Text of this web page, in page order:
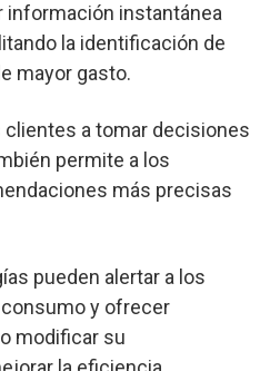
información instantánea
la identificación de
mayor gasto.
clientes a tomar decisiones
permite a los
más precisas
pueden alertar a los
y ofrecer
modificar su